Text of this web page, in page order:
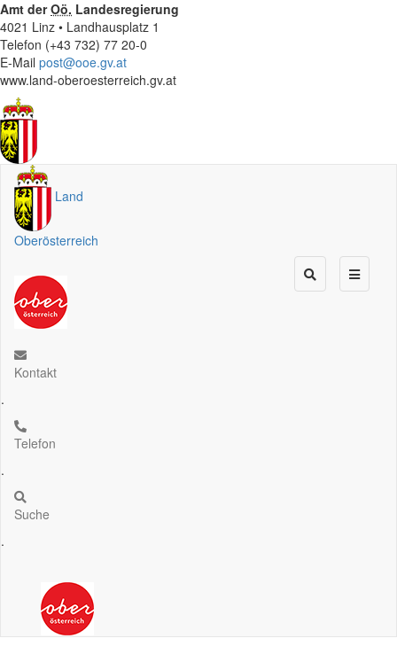
Amt derOö. Landesregierung
4021 Linz • Landhausplatz 1
Telefon (+43 732) 77 20-0
E-Mail post@ooe.gv.at
www.land-oberoesterreich.gv.at
Land
Oberösterreich
Kontakt
.
Telefon
.
Suche
.